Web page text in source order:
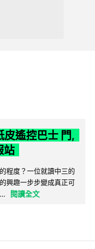
皮遙控巴士 門,
站
程度？一位就讀中三的
興趣一步步變成真正可
閱讀全文